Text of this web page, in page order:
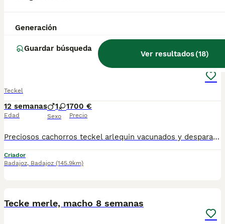
Generación
Guardar búsqueda
Ver resultados(18)
Trujillo,Cáceres (69.4km)
cachorro teckel arlequin
Teckel
12 semanas
Edad
1 1
Sexo
700 €
Precio
Preciosos cachorros teckel arlequin vacunados y desparasitados listos para entregar , para mas información por privado 662645023 macho y hembra .
Criador
Badajoz, Badajoz (145.9km)
Tecke merle, macho 8 semanas